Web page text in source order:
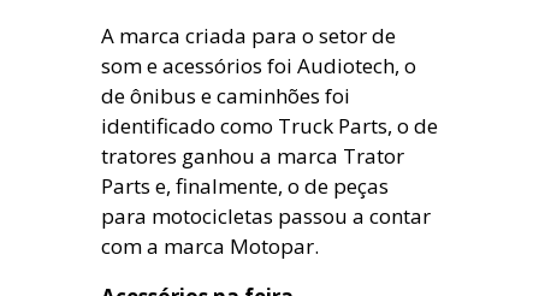
A marca criada para o setor de
som e acessórios foi Audiotech, o
de ônibus e caminhões foi
identificado como Truck Parts, o de
tratores ganhou a marca Trator
Parts e, finalmente, o de peças
para motocicletas passou a contar
com a marca Motopar.